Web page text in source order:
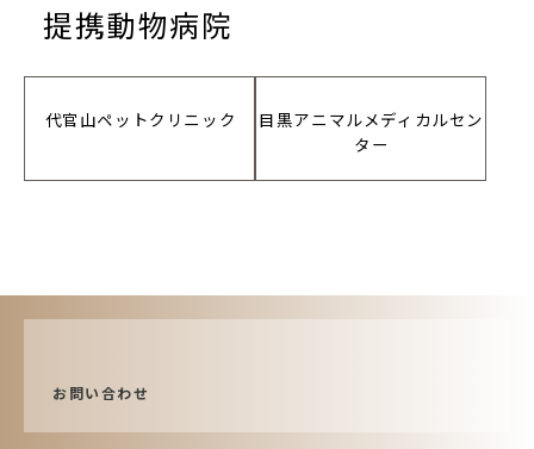
提携動物病院
代官山ペットクリニック
目黒アニマルメディカルセン
ター
お問い合わせ